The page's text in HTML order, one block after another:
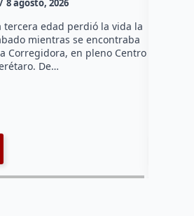
8 agosto, 2026
tercera edad perdió la vida la
mientras se encontraba
Corregidora, en pleno Centro
De…